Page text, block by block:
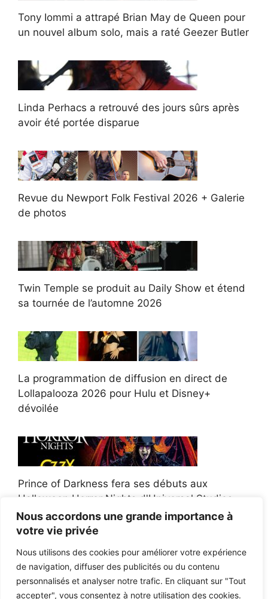
Nous accordons une grande importance à
votre vie privée
Nous utilisons des cookies pour améliorer votre expérience
de navigation, diffuser des publicités ou du contenu
personnalisés et analyser notre trafic. En cliquant sur "Tout
accepter", vous consentez à notre utilisation des cookies.
Tony Iommi a attrapé Brian May de Queen pour
un nouvel album solo, mais a raté Geezer Butler
Linda Perhacs a retrouvé des jours sûrs après
avoir été portée disparue
Revue du Newport Folk Festival 2026 + Galerie
de photos
Twin Temple se produit au Daily Show et étend
sa tournée de l’automne 2026
La programmation de diffusion en direct de
Lollapalooza 2026 pour Hulu et Disney+
dévoilée
Prince of Darkness fera ses débuts aux
Halloween Horror Nights d'Universal Studios
Afroman poursuit un policier de l'Ohio après la
victoire du jury en diffamation